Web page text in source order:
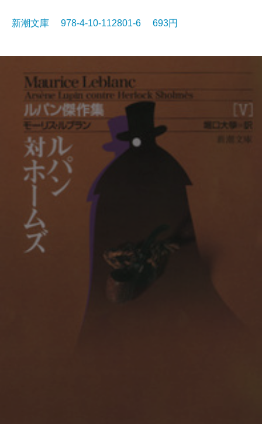
新潮文庫 978-4-10-112801-6 693円